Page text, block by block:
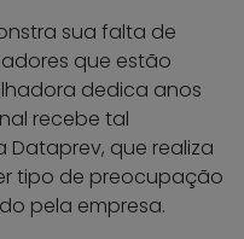
sua falta de
que estão
dedica anos
recebe tal
que realiza
tipo de preocupação
pela empresa.